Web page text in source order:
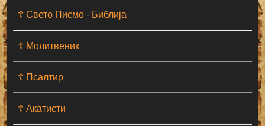
☦ Свето Писмо - Библија
☦ Молитвеник
☦ Псалтир
☦ Акатисти